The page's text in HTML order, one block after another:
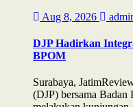
Aug 8, 2026
DJP Hadirkan
BPOM
Surabaya,
(DJP) bersama